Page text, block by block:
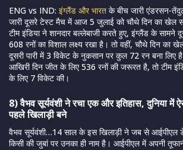
ENG vs IND: इंग्लैंड और भारत के बीच जारी एंडरसन-
जारी दूसरे टेस्ट मैच में आज 5 जुलाई को चौथे दिन का खेल
टीम इंडिया ने शानदार बल्लेबाजी करते हुए, इंग्लैंड के सामने
608 रनों का विशाल लक्ष्य रखा है। तो वहीं, चौथे दिन का
दूसरी पारी में 3 विकेट के नुकसान पर कुल 72 रन बना
आखिरी दिन जीत के लिए 536 रनों की जरूरत है, तो टीम
के लिए 7 विकेट की।
8) वैभव सूर्यवंशी ने रचा एक और इतिहास, दुनिया में
पहले खिलाड़ी बने
वैभव सूर्यवंशी…14 साल के इस खिलाड़ी ने जब से आईपीएल
किसी की जुबां पर उनका ही नाम है। आईपीएल में अपनी